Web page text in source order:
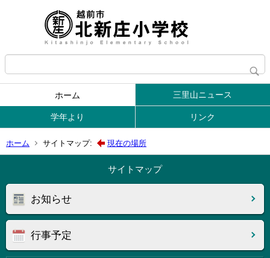
ホーム 三里山ニュース
学年より リンク
ホーム サイトマップ: 現在の場所
サイトマップ
お知らせ
行事予定